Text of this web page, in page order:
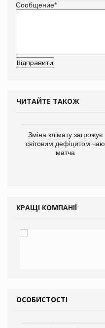
Сообщение*
ЧИТАЙТЕ ТАКОЖ
Зміна клімату загрожує
світовим дефіцитом чаю
матча
КРАЩІ КОМПАНІЇ
ОСОБИСТОСТІ